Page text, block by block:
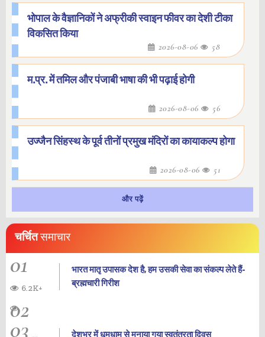
भोपाल के वैज्ञानिकों ने अफ्रीकी स्वाइन फीवर का देशी टीका
विकसित किया
2026-08-06 58
म.प्र. में तमिल और पंजाबी भाषा की भी पढ़ाई होगी
2026-08-06 56
उज्जैन सिंहस्थ के पूर्व तीनों प्रमुख मंदिरों का कायाकल्प होगा
2026-08-06 51
और पढ़ें
चर्चितसमाचार
01
भारत मातृ उपासक देश है, हम उसकी सेवा का संकल्प लेते हैं-
ब्रह्मचारी गिरीश
6.2K+
02
03 देशभर में धूमधाम से मनाया गया स्वतंत्रता दिवस